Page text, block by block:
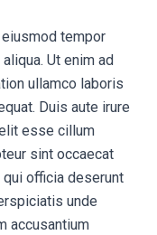
tempor
Ut enim ad
ullamco laboris
Duis aute irure
esse cillum
sint occaecat
officia deserunt
unde
accusantium